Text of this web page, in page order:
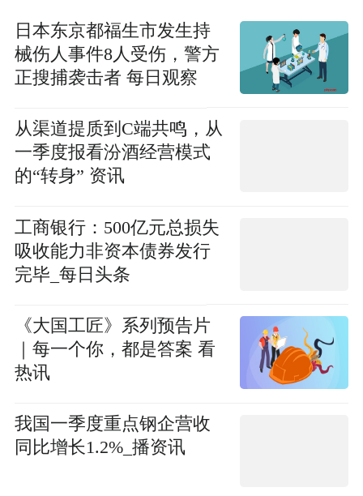
日本东京都福生市发生持
械伤人事件8人受伤，警方
正搜捕袭击者 每日观察
从渠道提质到C端共鸣，从
一季度报看汾酒经营模式
的“转身” 资讯
工商银行：500亿元总损失
吸收能力非资本债券发行
完毕_每日头条
《大国工匠》系列预告片
｜每一个你，都是答案 看
热讯
我国一季度重点钢企营收
同比增长1.2%_播资讯